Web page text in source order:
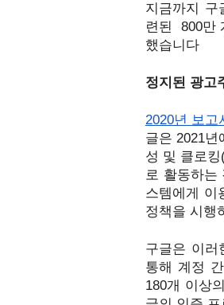
지금까지 구
련된  800
했습니다
정지된 광고
2020년 보고
글은 2021
성 및 클로
로 활동하는
스템에게 이
정책을 시행
구글은 이러
통해 계정
180개 이상